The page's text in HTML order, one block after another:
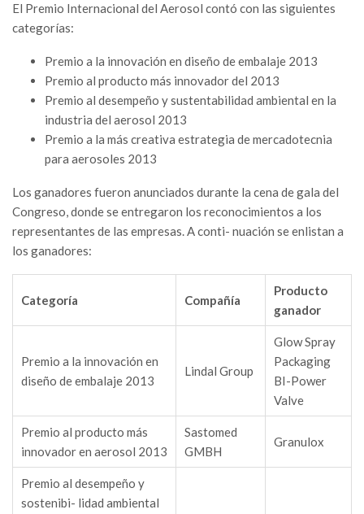
El Premio Internacional del Aerosol contó con las siguientes
categorías:
Premio a la innovación en diseño de embalaje 2013
Premio al producto más innovador del 2013
Premio al desempeño y sustentabilidad ambiental en la
industria del aerosol 2013
Premio a la más creativa estrategia de mercadotecnia
para aerosoles 2013
Los ganadores fueron anunciados durante la cena de gala del
Congreso, donde se entregaron los reconocimientos a los
representantes de las empresas. A conti- nuación se enlistan a
los ganadores:
Categoría Compañía
Producto
ganador
Premio a la innovación en
diseño de embalaje 2013
Lindal Group
Glow Spray
Packaging
BI-Power
Valve
Premio al producto más
innovador en aerosol 2013
Sastomed
GMBH
Granulox
Premio al desempeño y
sostenibi- lidad ambiental